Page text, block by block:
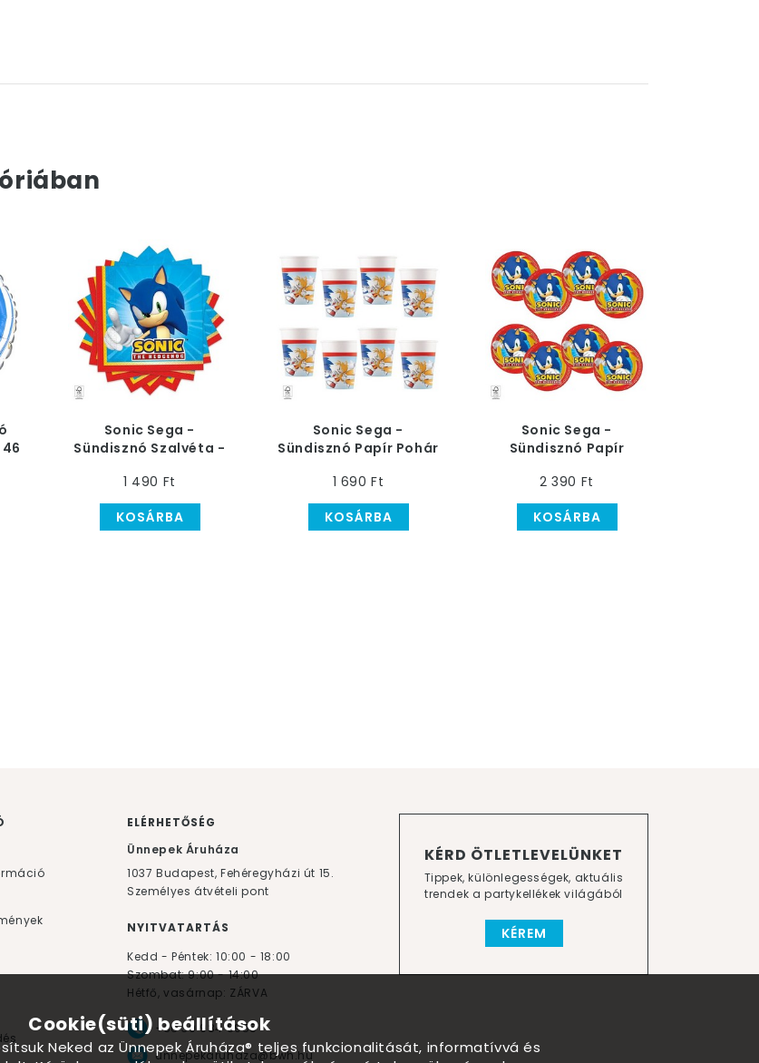
Sonic Sega -
Sündisznó Szalvéta -
1 490 Ft
KOSÁRBA
Sonic Sega -
Sündisznó Papír Pohár
1 690 Ft
KOSÁRBA
Sonic Sega -
Sündisznó Papír
2 390 Ft
KOSÁRBA
KÉRD ÖTLETLEVELÜNKET
Tippek, különlegességek, aktuális
trendek a partykellékek világából
KÉREM
ELÉRHETŐSÉG
Ünnepek Áruháza
1037 Budapest, Fehéregyházi út 15.
Személyes átvételi pont
NYITVATARTÁS
Kedd - Péntek: 10:00 - 18:00
Szombat: 9:00 - 14:00
Hétfő, vasárnap: ZÁRVA
+36 30 984 6955
unnepekaruhaza@bwh.hu
Cookie(süti) beállítások
Neked az Ünnepek Áruháza® teljes funkcionalitását, informatívvá és